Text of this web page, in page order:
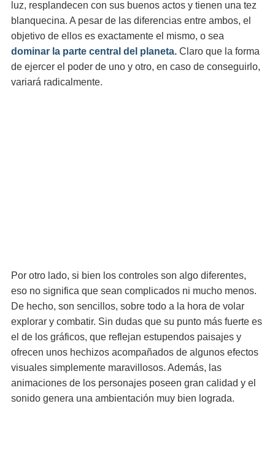
luz, resplandecen con sus buenos actos y tienen una tez
blanquecina. A pesar de las diferencias entre ambos, el
objetivo de ellos es exactamente el mismo, o sea
dominar la parte central del planeta. Claro que la forma
de ejercer el poder de uno y otro, en caso de conseguirlo,
variará radicalmente.
Por otro lado, si bien los controles son algo diferentes,
eso no significa que sean complicados ni mucho menos.
De hecho, son sencillos, sobre todo a la hora de volar
explorar y combatir. Sin dudas que su punto más fuerte es
el de los gráficos, que reflejan estupendos paisajes y
ofrecen unos hechizos acompañados de algunos efectos
visuales simplemente maravillosos. Además, las
animaciones de los personajes poseen gran calidad y el
sonido genera una ambientación muy bien lograda.